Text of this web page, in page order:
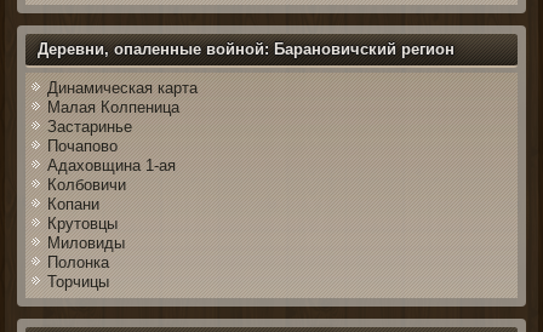
Деревни, опаленные войной: Барановичский регион
Динамическая карта
Малая Колпеница
Застаринье
Почапово
Адаховщина 1-ая
Колбовичи
Копани
Крутовцы
Миловиды
Полонка
Торчицы